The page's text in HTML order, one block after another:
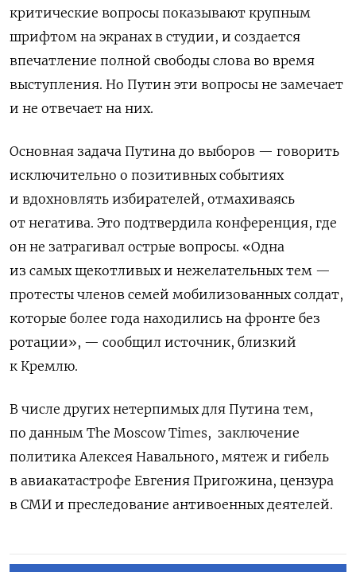
критические вопросы показывают крупным
шрифтом на экранах в студии, и создается
впечатление полной свободы слова во время
выступления. Но Путин эти вопросы не замечает
и не отвечает на них.
Основная задача Путина до выборов — говорить
исключительно о позитивных событиях
и вдохновлять избирателей, отмахиваясь
от негатива. Это подтвердила конференция, где
он не затрагивал острые вопросы. «Одна
из самых щекотливых и нежелательных тем —
протесты членов семей мобилизованных солдат,
которые более года находились на фронте без
ротации», — сообщил источник, близкий
к Кремлю.
В числе других нетерпимых для Путина тем,
по данным The Moscow Times, заключение
политика Алексея Навального, мятеж и гибель
в авиакатастрофе Евгения Пригожина, цензура
в СМИ и преследование антивоенных деятелей.